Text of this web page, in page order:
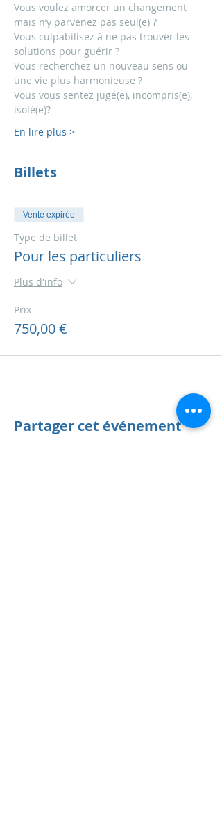
Vous voulez amorcer un changement
mais n’y parvenez pas seul(e) ?
Vous culpabilisez à ne pas trouver les
solutions pour guérir ?
Vous recherchez un nouveau sens ou
une vie plus harmonieuse ?
Vous vous sentez jugé(e), incompris(e),
isolé(e)?
En lire plus >
Billets
Vente expirée
Type de billet
Pour les particuliers
Plus d'info
Prix
750,00 €
Partager cet événement